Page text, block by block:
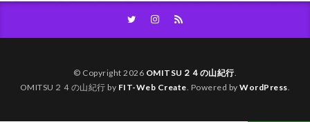
© Copyright 2026 OMITSU２４の山紀行.
OMITSU２４の山紀行 by FIT-Web Create. Powered byWordPress.